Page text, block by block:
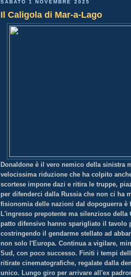
SABATO 1 NOVEMBRE 2025
Il Caligola di Mar-a-Lago
Donaldone è il vero nemico della sinistra
velocissima riduzione che ha colpito
scortese impone dazi e ritira le truppe,
per difenderci dalla Russia che non ci ha
fisionomia delle nazioni dal dopoguerra è
L'ingresso prepotente ma silenzioso della
patto difensivo hanno sparigliato il tavolo
costringendo il gendarme stellato ad
non solo l'Europa. Continua a vigilare,
Sud, con poco successo. Finiti i tempi
ritirate cinematografiche, regalate dalla
unico. Lungo giro per arrivare all'ex